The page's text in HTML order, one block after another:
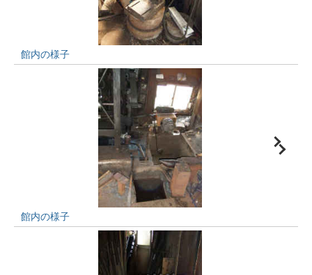
館内の様子
館内の様子